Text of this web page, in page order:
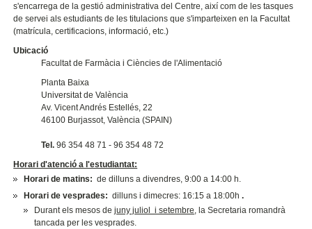
s'encarrega de la gestió administrativa del Centre, així com de les tasques
de servei als estudiants de les titulacions que s'imparteixen en la Facultat
(matrícula, certificacions, informació, etc.)
Ubicació
Facultat de Farmàcia i Ciències de l'Alimentació
Planta Baixa
Universitat de València
Av. Vicent Andrés Estellés, 22
46100 Burjassot, València (SPAIN)
Tel. 96 354 48 71 - 96 354 48 72
Horari d'atenció a l'estudiantat:
Horari de matins: de dilluns a divendres, 9:00 a 14:00 h.
Horari de vesprades: dilluns i dimecres: 16:15 a 18:00h.
Durant els mesos dejuny juliol i setembre, la Secretaria romandrà
tancada per les vesprades.